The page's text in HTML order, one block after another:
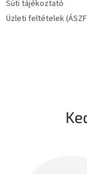
Süti tájékoztató
Üzleti feltételek